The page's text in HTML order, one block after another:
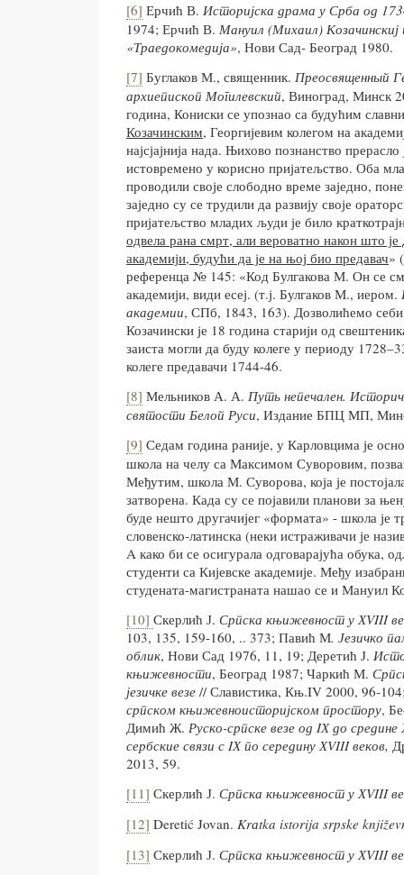
[6] Ерчић В. Историјска драма у Срба од
1974; Ерчић В. Мануил (Михаил) Козачинскиј
«Траедокомедија», Нови Сад- Београд 1980.
[7] Буглаков М., священник. Преосвященный
архиепископ Могилевский, Виноград, Минск
година, Кониски се упознао са будућим
Козачинским, Георгијевим колегом на
најсјајнија нада. Њихово познанство
истовремено у корисно пријатељство. Оба
проводили своје слободно време заједно,
заједно су се трудили да развију своје
пријатељство младих људи је било
одвела рана смрт, али вероватно након што
академији, будући да је на њој био предавач»
референца № 145: «Код Булгакова М. Он се
академији, види есеј. (т.ј. Булгаков М., иером.
академии, СПб, 1843, 163). Дозволићемо
Козачински је 18 година старији од
заиста могли да буду колеге у периоду
колеге предавачи 1744-46.
[8] Мельников А. А. Путь непечален.
святости Белой Руси, Издание БПЦ МП,
[9] Седам година раније, у Карловцима је
школа на челу са Максимом Суворовим,
Међутим, школа М. Суворова, која је
затворена. Када су се појавили планови за
буде нешто другачијег «формата» - школа је
словенско-латинска (неки истраживачи је
A како би се осигурала одговарајућа обука,
студенти са Кијевске академије. Међу
студената-магистраната нашао се и Мануил
[10] Скерлић Ј. Српска књижевност у ХVIII
103, 135, 159-160, .. 373; Павић М. Језичко
облик, Нови Сад 1976, 11, 19; Деретић Ј.
књижевности, Београд 1987; Чаркић М.
језичке везе // Славистика, Књ.IV 2000, 96-
српском књижевноисторијском простору,
Димић Ж. Руско-српске везе од IХ до средине
сербские связи с IХ по середину ХVIIIвеков,
2013, 59.
[11] Скерлић Ј. Српска књижевност у ХVIII
[12] Deretić Jovan. Krаtka istorija srpske knjiž
[13] Скерлић Ј. Српска књижевност уХVIII